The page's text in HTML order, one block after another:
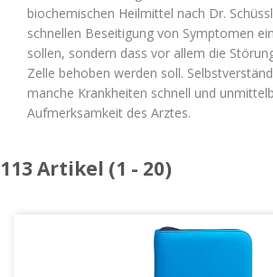
biochemischen Heilmittel nach Dr.
schnellen Beseitigung von Symptomen
sollen, sondern dass vor allem die
Zelle behoben werden soll.
manche Krankheiten schnell und
Aufmerksamkeit des Arztes.
113 Artikel (1 - 20)